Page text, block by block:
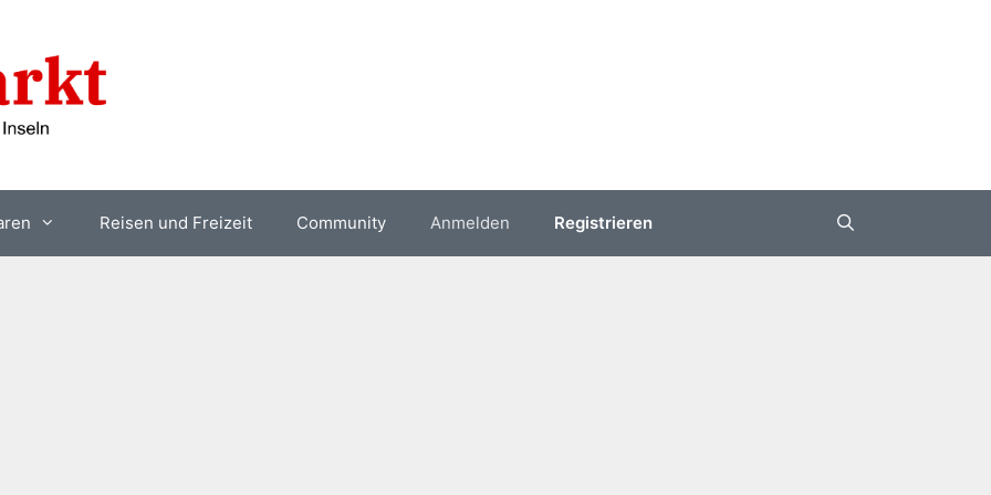
Reisen und Freizeit Community Anmelden Registrieren